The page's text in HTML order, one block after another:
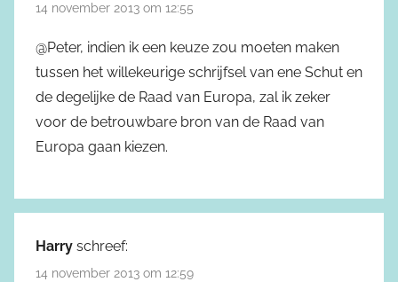
14 november 2013 om 12:55
@Peter, indien ik een keuze zou moeten maken
tussen het willekeurige schrijfsel van ene Schut en
de degelijke de Raad van Europa, zal ik zeker
voor de betrouwbare bron van de Raad van
Europa gaan kiezen.
Harry schreef:
14 november 2013 om 12:59